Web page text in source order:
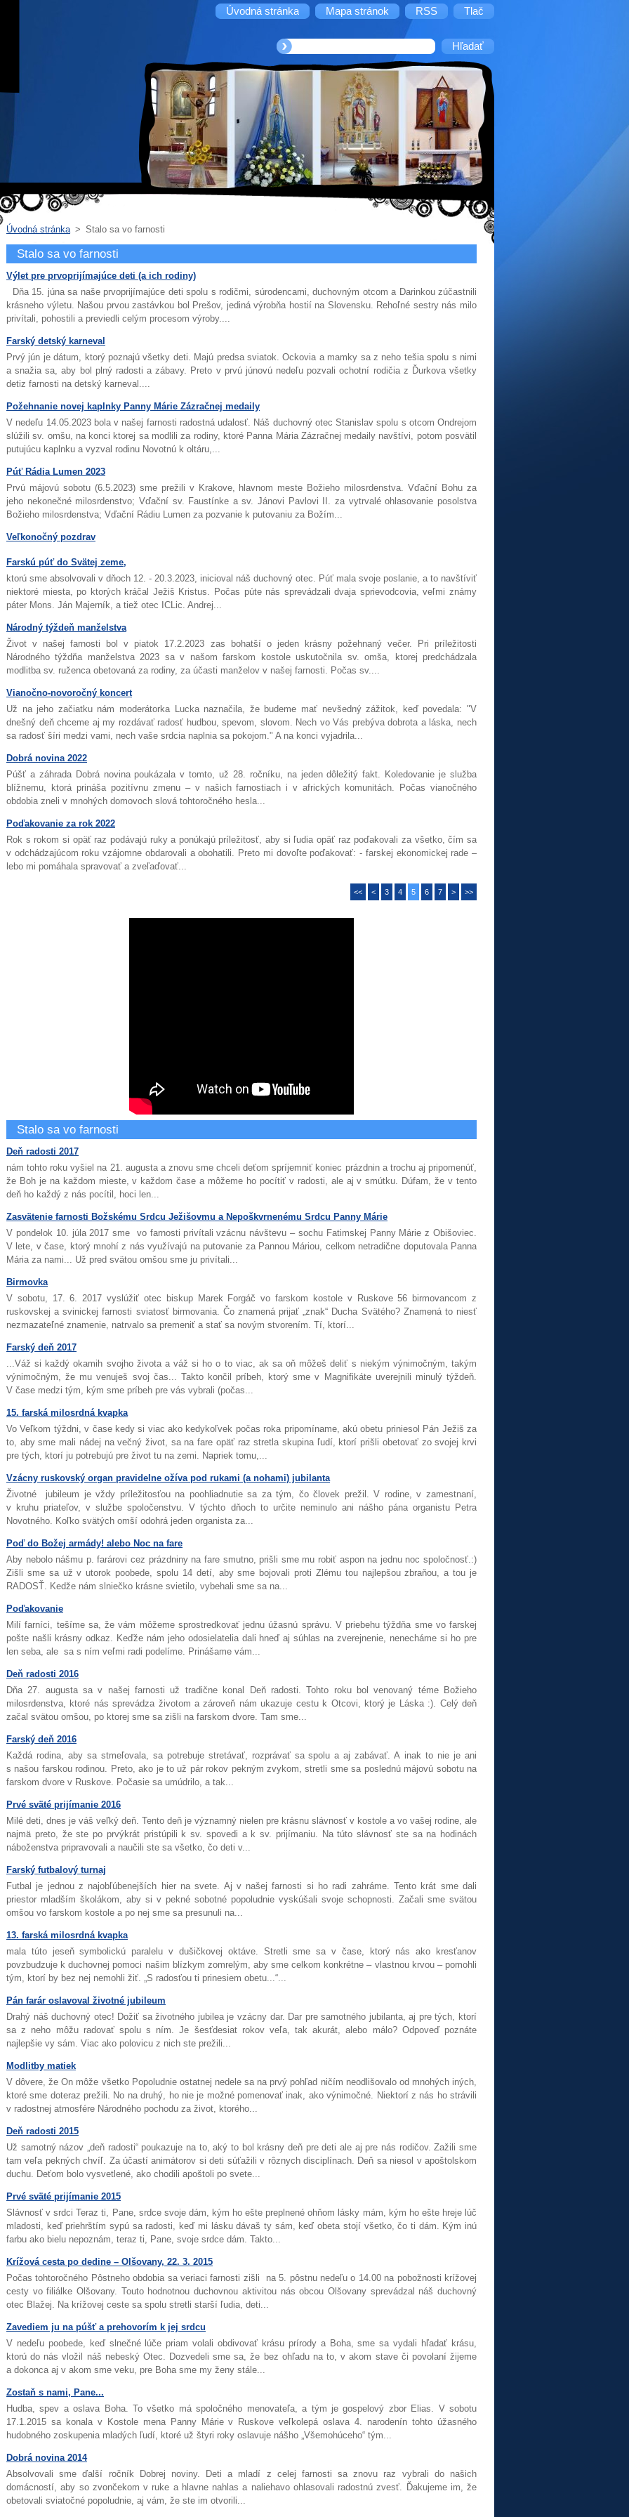
Úvodná stránka Mapa stránok RSS Tlač
Úvodná stránka > Stalo sa vo farnosti
Stalo sa vo farnosti
Výlet pre prvoprijímajúce deti (a ich rodiny)
Dňa 15. júna sa naše prvoprijímajúce deti spolu s rodičmi, súrodencami, duchovným otcom a Darinkou zúčastnili
krásneho výletu. Našou prvou zastávkou bol Prešov, jediná výrobňa hostií na Slovensku. Rehoľné sestry nás milo
privítali, pohostili a previedli celým procesom výroby....
Farský detský karneval
Prvý jún je dátum, ktorý poznajú všetky deti. Majú predsa sviatok. Ockovia a mamky sa z neho tešia spolu s nimi
a snažia sa, aby bol plný radosti a zábavy. Preto v prvú júnovú nedeľu pozvali ochotní rodičia z Ďurkova všetky
detiz farnosti na detský karneval....
Požehnanie novej kaplnky Panny Márie Zázračnej medaily
V nedeľu 14.05.2023 bola v našej farnosti radostná udalosť. Náš duchovný otec Stanislav spolu s otcom Ondrejom
slúžili sv. omšu, na konci ktorej sa modlili za rodiny, ktoré Panna Mária Zázračnej medaily navštívi, potom posvätil
putujúcu kaplnku a vyzval rodinu Novotnú k oltáru,...
Púť Rádia Lumen 2023
Prvú májovú sobotu (6.5.2023) sme prežili v Krakove, hlavnom meste Božieho milosrdenstva. Vďační Bohu za
jeho nekonečné milosrdenstvo; Vďační sv. Faustínke a sv. Jánovi Pavlovi II. za vytrvalé ohlasovanie posolstva
Božieho milosrdenstva; Vďační Rádiu Lumen za pozvanie k putovaniu za Božím...
Veľkonočný pozdrav
Farskú púť do Svätej zeme,
ktorú sme absolvovali v dňoch 12. - 20.3.2023, inicioval náš duchovný otec. Púť mala svoje poslanie, a to navštíviť
niektoré miesta, po ktorých kráčal Ježiš Kristus. Počas púte nás sprevádzali dvaja sprievodcovia, veľmi známy
páter Mons. Ján Majerník, a tiež otec ICLic. Andrej...
Národný týždeň manželstva
Život v našej farnosti bol v piatok 17.2.2023 zas bohatší o jeden krásny požehnaný večer. Pri príležitosti
Národného týždňa manželstva 2023 sa v našom farskom kostole uskutočnila sv. omša, ktorej predchádzala
modlitba sv. ruženca obetovaná za rodiny, za účasti manželov v našej farnosti. Počas sv....
Vianočno-novoročný koncert
Už na jeho začiatku nám moderátorka Lucka naznačila, že budeme mať nevšedný zážitok, keď povedala: "V
dnešný deň chceme aj my rozdávať radosť hudbou, spevom, slovom. Nech vo Vás prebýva dobrota a láska, nech
sa radosť šíri medzi vami, nech vaše srdcia naplnia sa pokojom." A na konci vyjadrila...
Dobrá novina 2022
Púšť a záhrada Dobrá novina poukázala v tomto, už 28. ročníku, na jeden dôležitý fakt. Koledovanie je služba
blížnemu, ktorá prináša pozitívnu zmenu – v našich farnostiach i v afrických komunitách. Počas vianočného
obdobia zneli v mnohých domovoch slová tohtoročného hesla...
Poďakovanie za rok 2022
Rok s rokom si opäť raz podávajú ruky a ponúkajú príležitosť, aby si ľudia opäť raz poďakovali za všetko, čím sa
v odchádzajúcom roku vzájomne obdarovali a obohatili. Preto mi dovoľte poďakovať: - farskej ekonomickej rade –
lebo mi pomáhala spravovať a zveľaďovať...
<< < 3 4 5 6 7 > >>
Stalo sa vo farnosti
Deň radosti 2017
nám tohto roku vyšiel na 21. augusta a znovu sme chceli deťom spríjemniť koniec prázdnin a trochu aj pripomenúť,
že Boh je na každom mieste, v každom čase a môžeme ho pocítiť v radosti, ale aj v smútku. Dúfam, že v tento
deň ho každý z nás pocítil, hoci len...
Zasvätenie farnosti Božskému Srdcu Ježišovmu a Nepoškvrnenému Srdcu Panny Márie
V pondelok 10. júla 2017 sme vo farnosti privítali vzácnu návštevu – sochu Fatimskej Panny Márie z Obišoviec.
V lete, v čase, ktorý mnohí z nás využívajú na putovanie za Pannou Máriou, celkom netradične doputovala Panna
Mária za nami... Už pred svätou omšou sme ju privítali...
Birmovka
V sobotu, 17. 6. 2017 vyslúžiť otec biskup Marek Forgáč vo farskom kostole v Ruskove 56 birmovancom z
ruskovskej a svinickej farnosti sviatosť birmovania. Čo znamená prijať „znak“ Ducha Svätého? Znamená to niesť
nezmazateľné znamenie, natrvalo sa premeniť a stať sa novým stvorením. Tí, ktorí...
Farský deň 2017
...Váž si každý okamih svojho života a váž si ho o to viac, ak sa oň môžeš deliť s niekým výnimočným, takým
výnimočným, že mu venuješ svoj čas... Takto končil príbeh, ktorý sme v Magnifikáte uverejnili minulý týždeň.
V čase medzi tým, kým sme príbeh pre vás vybrali (počas...
15. farská milosrdná kvapka
Vo Veľkom týždni, v čase kedy si viac ako kedykoľvek počas roka pripomíname, akú obetu priniesol Pán Ježiš za
to, aby sme mali nádej na večný život, sa na fare opäť raz stretla skupina ľudí, ktorí prišli obetovať zo svojej krvi
pre tých, ktorí ju potrebujú pre život tu na zemi. Napriek tomu,...
Vzácny ruskovský organ pravidelne ožíva pod rukami (a nohami) jubilanta
Životné jubileum je vždy príležitosťou na poohliadnutie sa za tým, čo človek prežil. V rodine, v zamestnaní,
v kruhu priateľov, v službe spoločenstvu. V týchto dňoch to určite neminulo ani nášho pána organistu Petra
Novotného. Koľko svätých omší odohrá jeden organista za...
Poď do Božej armády! alebo Noc na fare
Aby nebolo nášmu p. farárovi cez prázdniny na fare smutno, prišli sme mu robiť aspon na jednu noc spoločnosť.:)
Zišli sme sa už v utorok poobede, spolu 14 detí, aby sme bojovali proti Zlému tou najlepšou zbraňou, a tou je
RADOSŤ. Kedže nám slniečko krásne svietilo, vybehali sme sa na...
Poďakovanie
Milí farníci, tešíme sa, že vám môžeme sprostredkovať jednu úžasnú správu. V priebehu týždňa sme vo farskej
pošte našli krásny odkaz. Keďže nám jeho odosielatelia dali hneď aj súhlas na zverejnenie, nenecháme si ho pre
len seba, ale sa s ním veľmi radi podelíme. Prinášame vám...
Deň radosti 2016
Dňa 27. augusta sa v našej farnosti už tradične konal Deň radosti. Tohto roku bol venovaný téme Božieho
milosrdenstva, ktoré nás sprevádza životom a zároveň nám ukazuje cestu k Otcovi, ktorý je Láska :). Celý deň
začal svätou omšou, po ktorej sme sa zišli na farskom dvore. Tam sme...
Farský deň 2016
Každá rodina, aby sa stmeľovala, sa potrebuje stretávať, rozprávať sa spolu a aj zabávať. A inak to nie je ani
s našou farskou rodinou. Preto, ako je to už pár rokov pekným zvykom, stretli sme sa poslednú májovú sobotu na
farskom dvore v Ruskove. Počasie sa umúdrilo, a tak...
Prvé sväté prijímanie 2016
Milé deti, dnes je váš veľký deň. Tento deň je významný nielen pre krásnu slávnosť v kostole a vo vašej rodine, ale
najmä preto, že ste po prvýkrát pristúpili k sv. spovedi a k sv. prijímaniu. Na túto slávnosť ste sa na hodinách
náboženstva pripravovali a naučili ste sa všetko, čo deti v...
Farský futbalový turnaj
Futbal je jednou z najobľúbenejších hier na svete. Aj v našej farnosti si ho radi zahráme. Tento krát sme dali
priestor mladším školákom, aby si v pekné sobotné popoludnie vyskúšali svoje schopnosti. Začali sme svätou
omšou vo farskom kostole a po nej sme sa presunuli na...
13. farská milosrdná kvapka
mala túto jeseň symbolickú paralelu v dušičkovej oktáve. Stretli sme sa v čase, ktorý nás ako kresťanov
povzbudzuje k duchovnej pomoci našim blízkym zomrelým, aby sme celkom konkrétne – vlastnou krvou – pomohli
tým, ktorí by bez nej nemohli žiť. „S radosťou ti prinesiem obetu...“...
Pán farár oslavoval životné jubileum
Drahý náš duchovný otec! Dožiť sa životného jubilea je vzácny dar. Dar pre samotného jubilanta, aj pre tých, ktorí
sa z neho môžu radovať spolu s ním. Je šesťdesiat rokov veľa, tak akurát, alebo málo? Odpoveď poznáte
najlepšie vy sám. Viac ako polovicu z nich ste prežili...
Modlitby matiek
V dôvere, že On môže všetko Popoludnie ostatnej nedele sa na prvý pohľad ničím neodlišovalo od mnohých iných,
ktoré sme doteraz prežili. No na druhý, ho nie je možné pomenovať inak, ako výnimočné. Niektorí z nás ho strávili
v radostnej atmosfére Národného pochodu za život, ktorého...
Deň radosti 2015
Už samotný názov „deň radosti“ poukazuje na to, aký to bol krásny deň pre deti ale aj pre nás rodičov. Zažili sme
tam veľa pekných chvíľ. Za účastí animátorov si deti súťažili v rôznych disciplínach. Deň sa niesol v apoštolskom
duchu. Deťom bolo vysvetlené, ako chodili apoštoli po svete...
Prvé sväté prijímanie 2015
Slávnosť v srdci Teraz ti, Pane, srdce svoje dám, kým ho ešte preplnené ohňom lásky mám, kým ho ešte hreje lúč
mladosti, keď priehrštím sypú sa radosti, keď mi lásku dávaš ty sám, keď obeta stojí všetko, čo ti dám. Kým inú
farbu ako bielu nepoznám, teraz ti, Pane, svoje srdce dám. Takto...
Krížová cesta po dedine – Olšovany, 22. 3. 2015
Počas tohtoročného Pôstneho obdobia sa veriaci farnosti zišli na 5. pôstnu nedeľu o 14.00 na pobožnosti krížovej
cesty vo filiálke Olšovany. Touto hodnotnou duchovnou aktivitou nás obcou Olšovany sprevádzal náš duchovný
otec Blažej. Na krížovej ceste sa spolu stretli starší ľudia, deti...
Zavediem ju na púšť a prehovorím k jej srdcu
V nedeľu poobede, keď slnečné lúče priam volali obdivovať krásu prírody a Boha, sme sa vydali hľadať krásu,
ktorú do nás vložil náš nebeský Otec. Dozvedeli sme sa, že bez ohľadu na to, v akom stave či povolaní žijeme
a dokonca aj v akom sme veku, pre Boha sme my ženy stále...
Zostaň s nami, Pane...
Hudba, spev a oslava Boha. To všetko má spoločného menovateľa, a tým je gospelový zbor Elias. V sobotu
17.1.2015 sa konala v Kostole mena Panny Márie v Ruskove veľkolepá oslava 4. narodenín tohto úžasného
hudobného zoskupenia mladých ľudí, ktoré už štyri roky oslavuje nášho „Všemohúceho“ tým...
Dobrá novina 2014
Absolvovali sme ďalší ročník Dobrej noviny. Deti a mladí z celej farnosti sa znovu raz vybrali do našich
domácností, aby so zvončekom v ruke a hlavne nahlas a naliehavo ohlasovali radostnú zvesť. Ďakujeme im, že
obetovali sviatočné popoludnie, aj vám, že ste im otvorili...